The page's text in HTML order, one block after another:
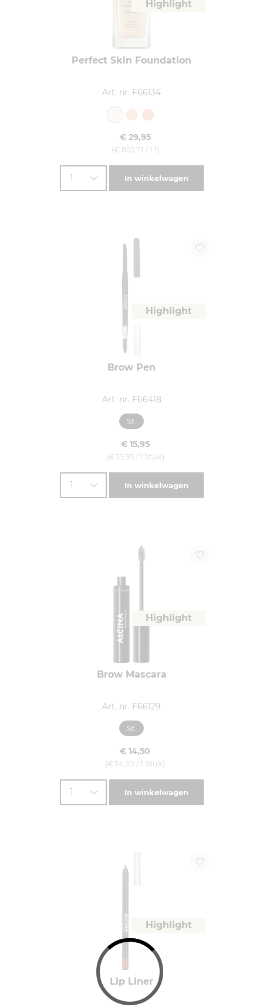
Highlight
Perfect Skin Foundation
Art. nr. F66134
€ 29,95
(€ 855,71 / 1 l)
1 In winkelwagen
Highlight
Brow Pen
Art. nr. F66418
St.
€ 15,95
(€ 15,95 / 1 Stuk)
1 In winkelwagen
Highlight
Brow Mascara
Art. nr. F66129
St.
€ 14,50
(€ 14,50 / 1 Stuk)
1 In winkelwagen
Highlight
Lip Liner